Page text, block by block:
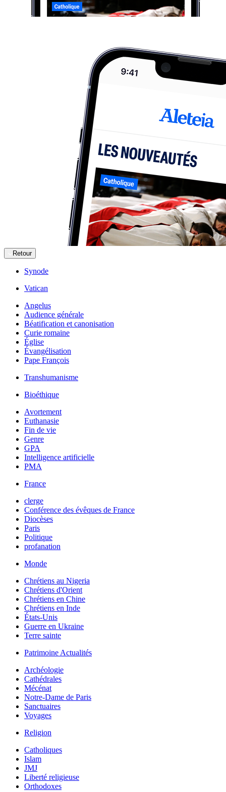
Retour
Synode
Vatican
Angelus
Audience générale
Béatification et canonisation
Curie romaine
Église
Évangélisation
Pape François
Transhumanisme
Bioéthique
Avortement
Euthanasie
Fin de vie
Genre
GPA
Intelligence artificielle
PMA
France
clerge
Conférence des évêques de France
Diocèses
Paris
Politique
profanation
Monde
Chrétiens au Nigeria
Chrétiens d'Orient
Chrétiens en Chine
Chrétiens en Inde
États-Unis
Guerre en Ukraine
Terre sainte
Patrimoine Actualités
Archéologie
Cathédrales
Mécénat
Notre-Dame de Paris
Sanctuaires
Voyages
Religion
Catholiques
Islam
JMJ
Liberté religieuse
Orthodoxes